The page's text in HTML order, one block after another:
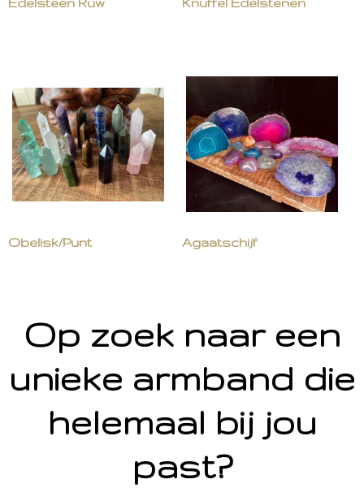
Obelisk/Punt Agaatschijf
Op zoek naar een
unieke armband die
helemaal bij jou
past?